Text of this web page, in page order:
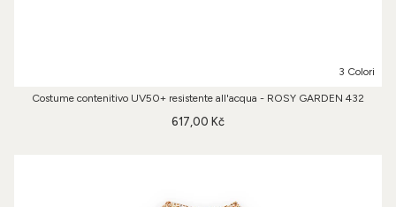
3 Colori
Costume contenitivo UV50+ resistente all'acqua - ROSY GARDEN 432
617,00 Kč